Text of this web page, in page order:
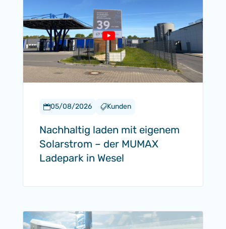
05/08/2026 Kunden
Nachhaltig laden mit eigenem
Solarstrom – der MUMAX
Ladepark in Wesel